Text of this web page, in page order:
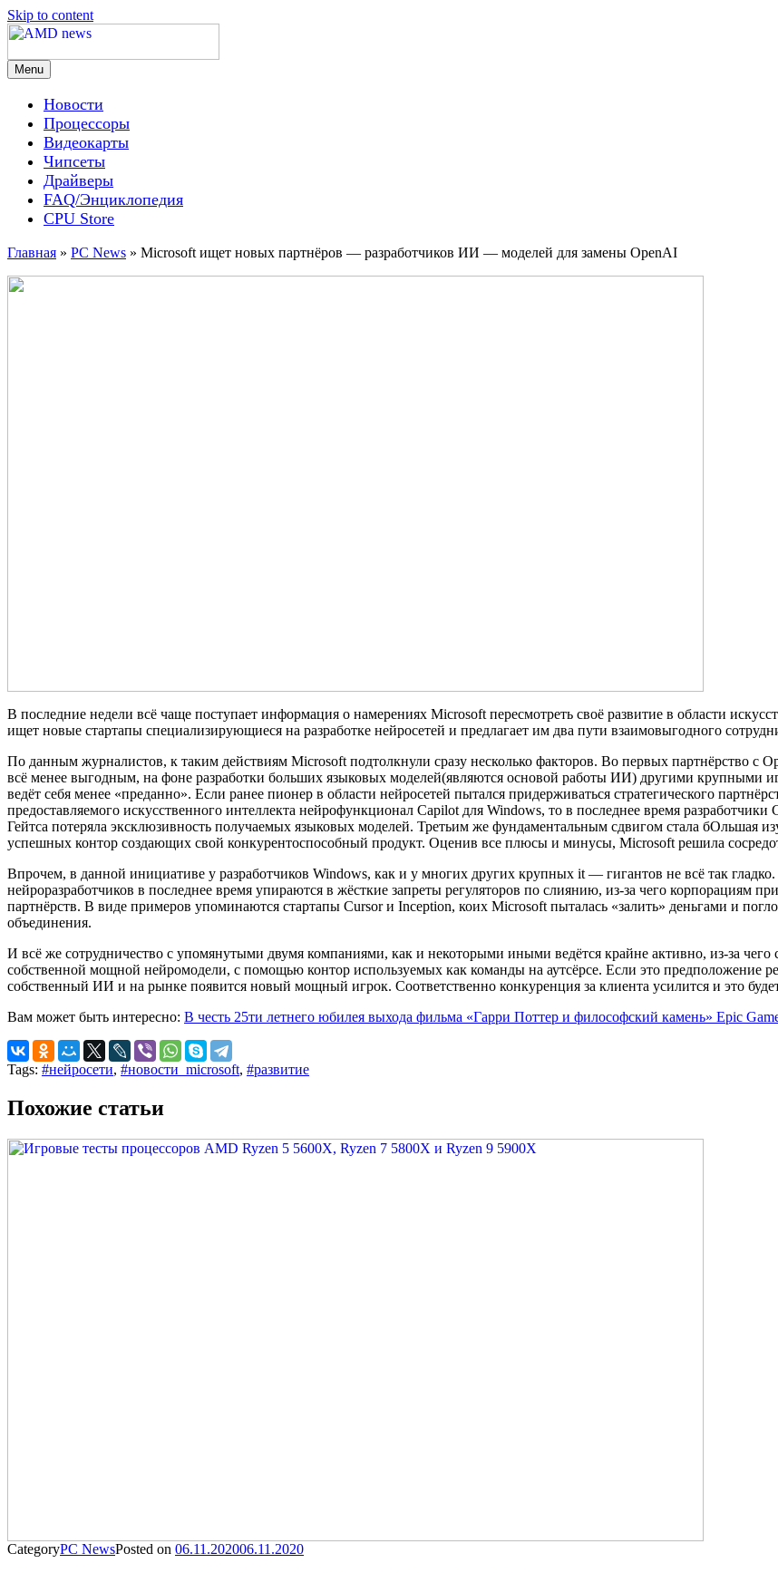
Skip to content
AMD news
Menu
Новости
Процессоры
Видеокарты
Чипсеты
Драйверы
FAQ/Энциклопедия
CPU Store
Главная » PC News » Microsoft ищет новых партнёров — разработчиков ИИ — моделей для замены OpenAI
В последние недели всё чаще поступает информация о намерениях Microsoft пересмотреть своё развитие в области
ищет новые стартапы специализирующиеся на разработке нейросетей и предлагает им два пути взаимовыгодного
По данным журналистов, к таким действиям Microsoft подтолкнули сразу несколько факторов. Во первых партнёрство
всё менее выгодным, на фоне разработки больших языковых моделей(являются основой работы ИИ) другими крупными
ведёт себя менее «преданно». Если ранее пионер в области нейросетей пытался придерживаться стратегического
предоставляемого искусственного интеллекта нейрофункционал Capilot для Windows, то в последнее время
Гейтса потеряла эксклюзивность получаемых языковых моделей. Третьим же фундаментальным сдвигом стала бОльшая
успешных контор создающих свой конкурентоспособный продукт. Оценив все плюсы и минусы, Microsoft решила
Впрочем, в данной инициативе у разработчиков Windows, как и у многих других крупных it — гигантов не всё так
нейроразработчиков в последнее время упираются в жёсткие запреты регуляторов по слиянию, из-за чего корпорациям
партнёрств. В виде примеров упоминаются стартапы Cursor и Inception, коих Microsoft пыталась «залить» деньгами и
объединения.
И всё же сотрудничество с упомянутыми двумя компаниями, как и некоторыми иными ведётся крайне активно, из-за
собственной мощной нейромодели, с помощью контор используемых как команды на аутсёрсе. Если это предположение
собственный ИИ и на рынке появится новый мощный игрок. Соответственно конкуренция за клиента усилится и это
Вам может быть интересно: В честь 25ти летнего юбилея выхода фильма «Гарри Поттер и философский камень» Epic
Tags: #нейросети, #новости_microsoft, #развитие
Похожие статьи
CategoryPC NewsPosted on 06.11.202006.11.2020